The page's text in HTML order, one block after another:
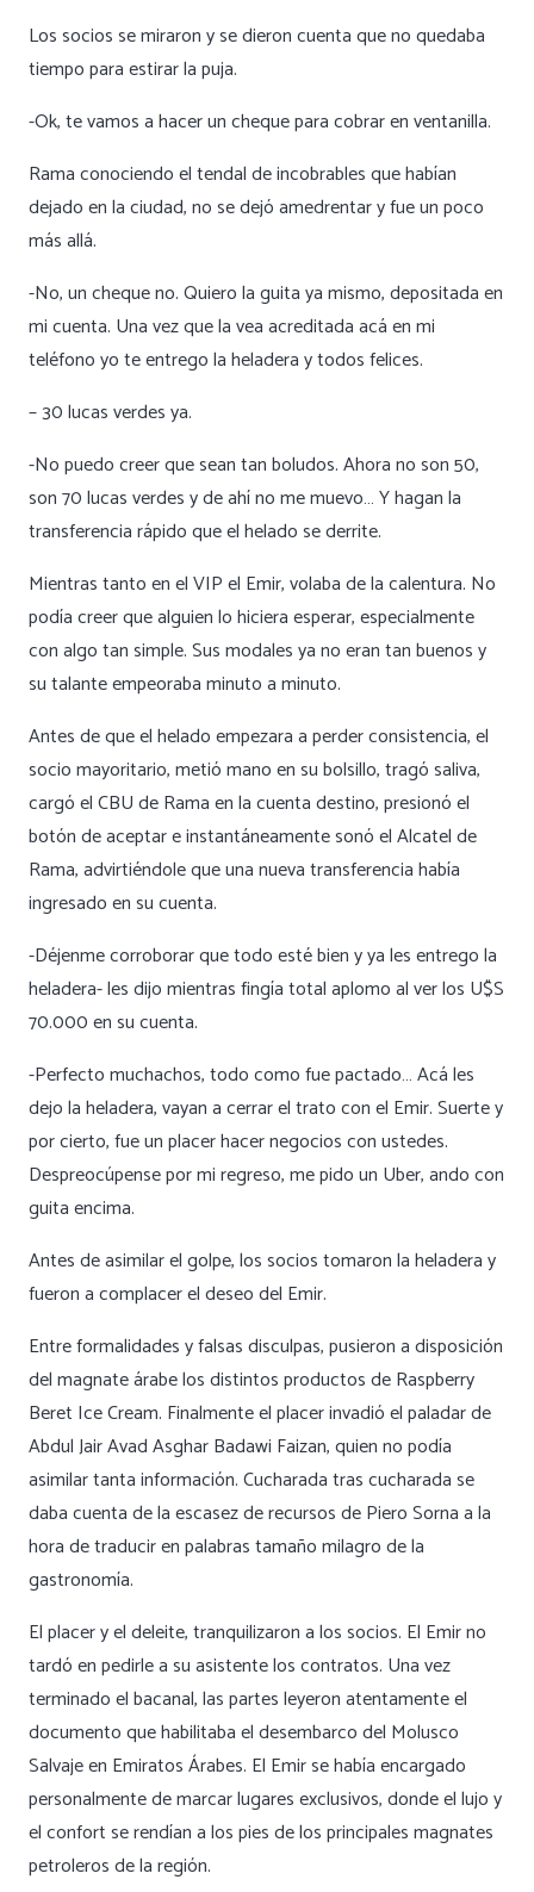
Los socios se miraron y se dieron cuenta que no quedaba
tiempo para estirar la puja.
-Ok, te vamos a hacer un cheque para cobrar en ventanilla.
Rama conociendo el tendal de incobrables que habían
dejado en la ciudad, no se dejó amedrentar y fue un poco
más allá.
-No, un cheque no. Quiero la guita ya mismo, depositada en
mi cuenta. Una vez que la vea acreditada acá en mi
teléfono yo te entrego la heladera y todos felices.
– 30 lucas verdes ya.
-No puedo creer que sean tan boludos. Ahora no son 50,
son 70 lucas verdes y de ahí no me muevo… Y hagan la
transferencia rápido que el helado se derrite.
Mientras tanto en el VIP el Emir, volaba de la calentura. No
podía creer que alguien lo hiciera esperar, especialmente
con algo tan simple. Sus modales ya no eran tan buenos y
su talante empeoraba minuto a minuto.
Antes de que el helado empezara a perder consistencia, el
socio mayoritario, metió mano en su bolsillo, tragó saliva,
cargó el CBU de Rama en la cuenta destino, presionó el
botón de aceptar e instantáneamente sonó el Alcatel de
Rama, advirtiéndole que una nueva transferencia había
ingresado en su cuenta.
-Déjenme corroborar que todo esté bien y ya les entrego la
heladera- les dijo mientras fingía total aplomo al ver los U$S
70.000 en su cuenta.
-Perfecto muchachos, todo como fue pactado… Acá les
dejo la heladera, vayan a cerrar el trato con el Emir. Suerte y
por cierto, fue un placer hacer negocios con ustedes.
Despreocúpense por mi regreso, me pido un Uber, ando con
guita encima.
Antes de asimilar el golpe, los socios tomaron la heladera y
fueron a complacer el deseo del Emir.
Entre formalidades y falsas disculpas, pusieron a disposición
del magnate árabe los distintos productos de Raspberry
Beret Ice Cream. Finalmente el placer invadió el paladar de
Abdul Jair Avad Asghar Badawi Faizan, quien no podía
asimilar tanta información. Cucharada tras cucharada se
daba cuenta de la escasez de recursos de Piero Sorna a la
hora de traducir en palabras tamaño milagro de la
gastronomía.
El placer y el deleite, tranquilizaron a los socios. El Emir no
tardó en pedirle a su asistente los contratos. Una vez
terminado el bacanal, las partes leyeron atentamente el
documento que habilitaba el desembarco del Molusco
Salvaje en Emiratos Árabes. El Emir se había encargado
personalmente de marcar lugares exclusivos, donde el lujo y
el confort se rendían a los pies de los principales magnates
petroleros de la región.